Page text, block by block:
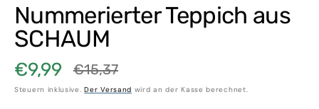
Nummerierter Teppich aus
SCHAUM
Verkaufspreis
€9,99
Normaler
Preis
€15,37
Steuern inklusive.Der Versand wird an der Kasse berechnet.